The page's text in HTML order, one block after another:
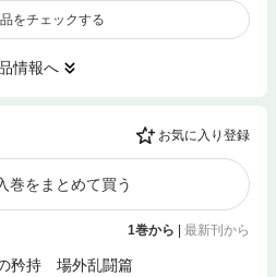
をチェックする
情報へ
お気に入り登録
巻をまとめて買う
1巻から 最新刊から
矜持 場外乱闘篇